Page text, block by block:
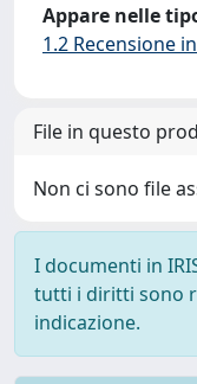
Appare nelle
1.2 Recensione
File in questo
Non ci sono file
I documenti in
tutti i diritti sono
indicazione.